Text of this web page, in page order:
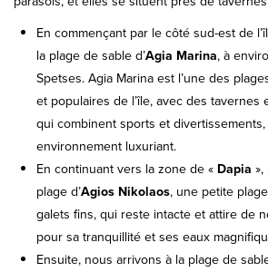
En commençant par le côté sud-est de
la plage de sable d’Agia Marina, à
Spetses. Agia Marina est l’une des
et populaires de l’île, avec des tavernes
qui combinent sports et
environnement luxuriant.
En continuant vers la zone de « Dapia
plage d’Agios Nikolaos, une petite
galets fins, qui reste intacte et attire de
pour sa tranquillité et ses eaux
Ensuite, nous arrivons à la plage de